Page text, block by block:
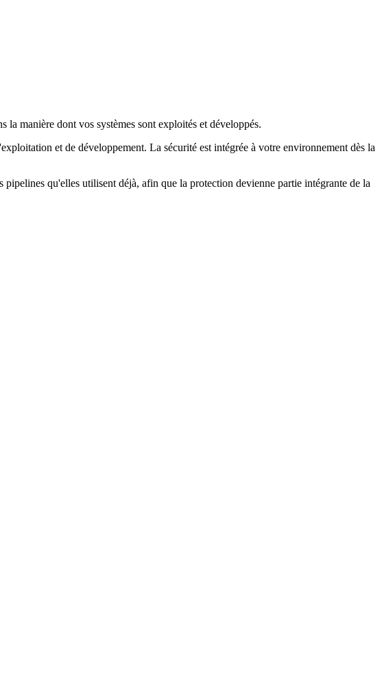
manière dont vos systèmes sont exploités et développés.
et de développement. La sécurité est intégrée à votre environnement dès la
qu'elles utilisent déjà, afin que la protection devienne partie intégrante de la